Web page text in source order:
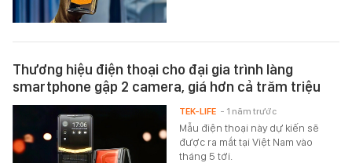
Thương hiệu điện thoại cho đại gia trình làng
smartphone gập 2 camera, giá hơn cả trăm triệu
Mẫu điện thoại này dự kiến sẽ
được ra mắt tại Việt Nam vào
tháng 5 tới.
TEK-LIFE - 1 năm trước